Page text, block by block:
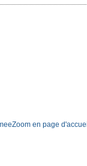
en page